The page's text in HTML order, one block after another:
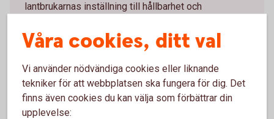
lantbrukarnas inställning till hållbarhet och
Lantbruksbarometern
Våra cookies, ditt val
Vi använder nödvändiga cookies eller liknande
tekniker för att webbplatsen ska fungera för dig. Det
finns även cookies du kan välja som förbättrar din
upplevelse: